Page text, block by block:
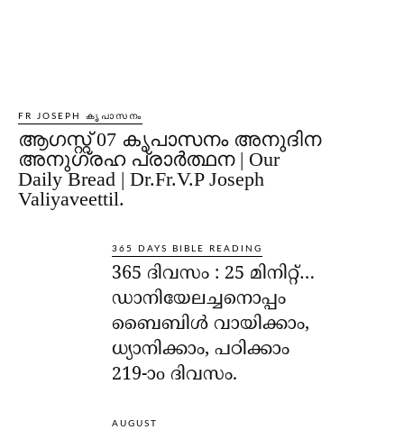
FR JOSEPH കൃപാസനം
ആഗസ്റ്റ് 07 കൃപാസനം അനുദിന
അനുഗ്രഹ പ്രാർത്ഥന | Our
Daily Bread | Dr.Fr.V.P Joseph
Valiyaveettil.
365 DAYS BIBLE READING
365 ദിവസം : 25 മിനിറ്റ്…
ഡാനിയേലച്ചനൊപ്പം
ബൈബിൾ വായിക്കാം,
ധ്യാനിക്കാം, പഠിക്കാം
219-ാo ദിവസം.
AUGUST